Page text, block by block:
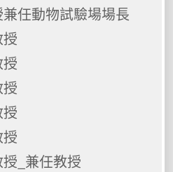
任動物試驗場場長
_兼任教授